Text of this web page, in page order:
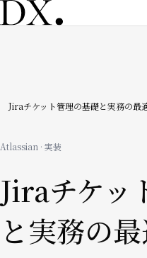
メ
イ
ン
に
移
パ
ン
ず
Jiraチケット管理の基礎と実務の最
Atlassian · 実装
Jiraチケッ
と実務の